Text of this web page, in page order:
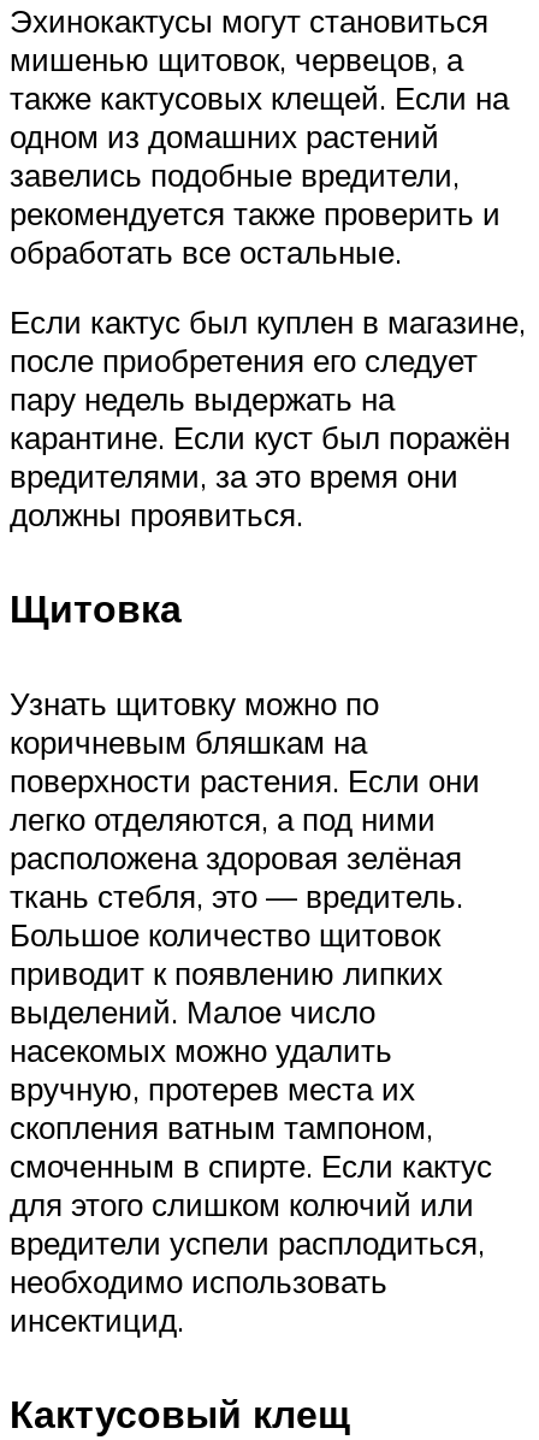
Эхинокактусы могут становиться
мишенью щитовок, червецов, а
также кактусовых клещей. Если на
одном из домашних растений
завелись подобные вредители,
рекомендуется также проверить и
обработать все остальные.
Если кактус был куплен в магазине,
после приобретения его следует
пару недель выдержать на
карантине. Если куст был поражён
вредителями, за это время они
должны проявиться.
Щитовка
Узнать щитовку можно по
коричневым бляшкам на
поверхности растения. Если они
легко отделяются, а под ними
расположена здоровая зелёная
ткань стебля, это — вредитель.
Большое количество щитовок
приводит к появлению липких
выделений. Малое число
насекомых можно удалить
вручную, протерев места их
скопления ватным тампоном,
смоченным в спирте. Если кактус
для этого слишком колючий или
вредители успели расплодиться,
необходимо использовать
инсектицид.
Кактусовый клещ